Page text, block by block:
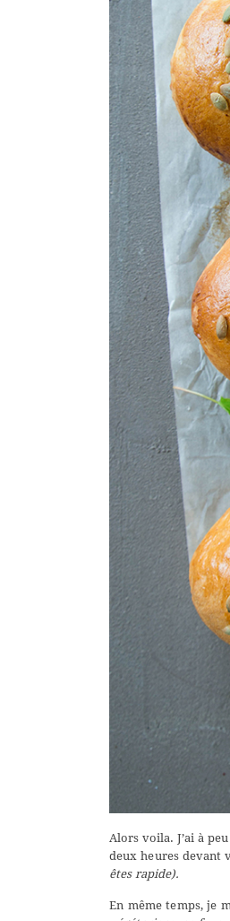
Alors voila. J’ai à
deux heures devant
êtes rapide).
En même temps, je